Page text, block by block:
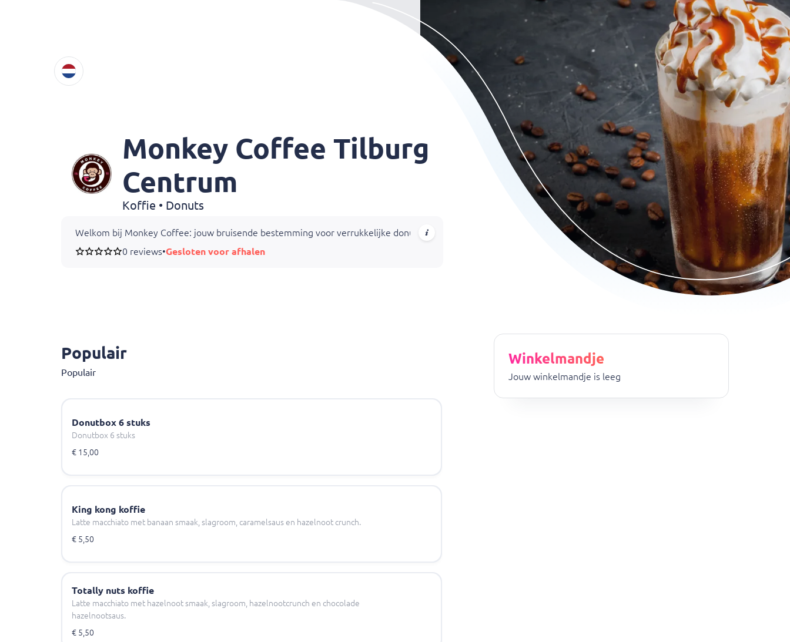
Monkey Coffee Tilburg
Centrum
Koffie • Donuts
Welkom bij Monkey Coffee: jouw bruisende bestemming voor verrukkelijke donuts, warme dranken, koffiespecials, en verfrissende bubble tea. Ontdek onze kleurrijke
0 reviews•Gesloten voor afhalen
Populair
Populair
Donutbox 6 stuks
Donutbox 6 stuks
€ 15,00
King kong koffie
Latte macchiato met banaan smaak, slagroom, caramelsaus en hazelnoot crunch.
€ 5,50
Totally nuts koffie
Latte macchiato met hazelnoot smaak, slagroom, hazelnootcrunch en chocolade
hazelnootsaus.
€ 5,50
Winkelmandje
Jouw winkelmandje is leeg